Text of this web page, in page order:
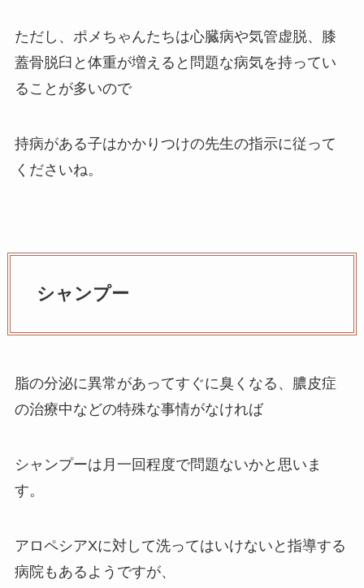
ただし、ポメちゃんたちは心臓病や気管虚脱、膝
蓋骨脱臼と体重が増えると問題な病気を持ってい
ることが多いので
持病がある子はかかりつけの先生の指示に従って
くださいね。
シャンプー
脂の分泌に異常があってすぐに臭くなる、膿皮症
の治療中などの特殊な事情がなければ
シャンプーは月一回程度で問題ないかと思いま
す。
アロペシアXに対して洗ってはいけないと指導する
病院もあるようですが、